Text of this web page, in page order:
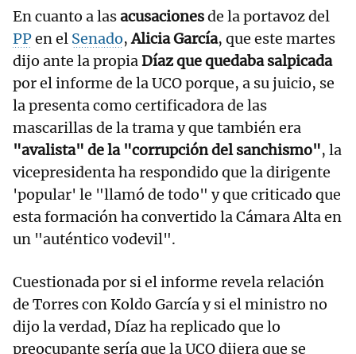
En cuanto a lasacusacionesde la portavoz del
PPen el Senado,Alicia García, que este martes
dijo ante la propiaDíaz que quedaba salpicada
por el informe de la UCO porque, a su juicio, se
la presenta como certificadora de las
mascarillas de la trama y que también era
"avalista" de la "corrupción del sanchismo", la
vicepresidenta ha respondido que la dirigente
'popular' le "llamó de todo" y que criticado que
esta formación ha convertido la Cámara Alta en
un "auténtico vodevil".
Cuestionada por si el informe revela relación
de Torres con Koldo García y si el ministro no
dijo la verdad, Díaz ha replicado que lo
preocupante sería que la UCO dijera que se